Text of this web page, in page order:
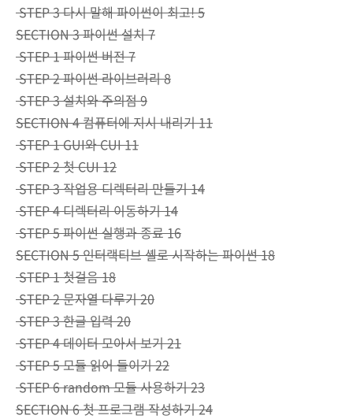
STEP 3 다시 말해 파이썬이 최고! 5
SECTION 3 파이썬 설치 7
STEP 1 파이썬 버전 7
STEP 2 파이썬 라이브러리 8
STEP 3 설치와 주의점 9
SECTION 4 컴퓨터에 지시 내리기 11
STEP 1 GUI와 CUI 11
STEP 2 첫 CUI 12
STEP 3 작업용 디렉터리 만들기 14
STEP 4 디렉터리 이동하기 14
STEP 5 파이썬 실행과 종료 16
SECTION 5 인터랙티브 셸로 시작하는 파이썬 18
STEP 1 첫걸음 18
STEP 2 문자열 다루기 20
STEP 3 한글 입력 20
STEP 4 데이터 모아서 보기 21
STEP 5 모듈 읽어 들이기 22
STEP 6 random 모듈 사용하기 23
SECTION 6 첫 프로그램 작성하기 24